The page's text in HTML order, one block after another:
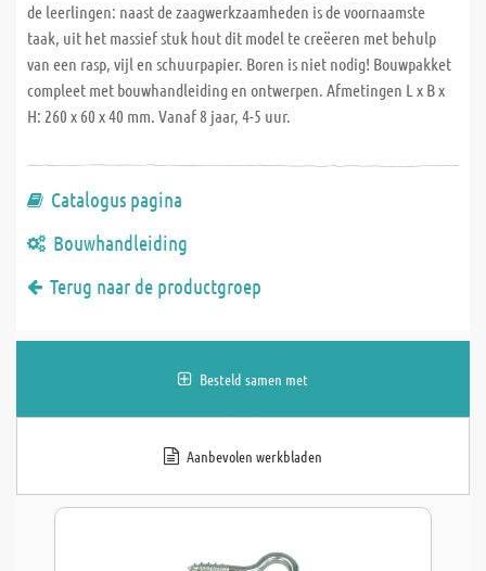
de leerlingen: naast de zaagwerkzaamheden is de voornaamste
taak, uit het massief stuk hout dit model te creëeren met behulp
van een rasp, vijl en schuurpapier. Boren is niet nodig! Bouwpakket
compleet met bouwhandleiding en ontwerpen. Afmetingen L x B x
H: 260 x 60 x 40 mm. Vanaf 8 jaar, 4-5 uur.
Catalogus pagina
Bouwhandleiding
Terug naar de productgroep
Besteld samen met
Aanbevolen werkbladen